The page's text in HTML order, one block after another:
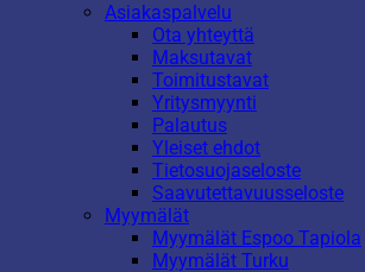
Asiakaspalvelu
Ota yhteyttä
Maksutavat
Toimitustavat
Yritysmyynti
Palautus
Yleiset ehdot
Tietosuojaseloste
Saavutettavuusseloste
Myymälät
Myymälät Espoo Tapiola
Myymälät Turku